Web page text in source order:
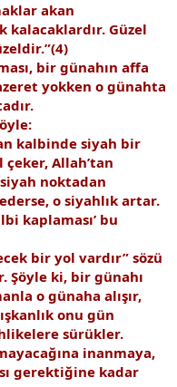
akan
kalacaklardır. Güzel
bir günahın affa
yokken o günahta
kalbinde siyah bir
Allah’tan
noktadan
o siyahlık artar.
kaplaması’ bu
bir yol vardır” sözü
ki, bir günahı
o günaha alışır,
onu gün
sürükler.
inanmaya,
gerektiğine kadar